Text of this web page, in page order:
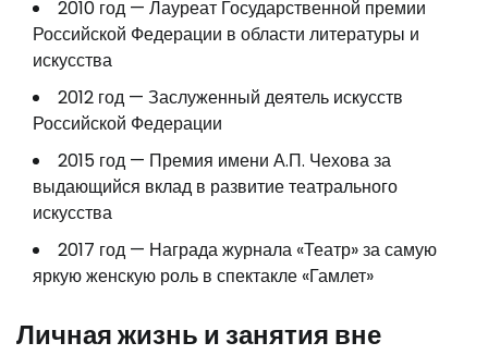
2010 год — Лауреат Государственной премии
Российской Федерации в области литературы и
искусства
2012 год — Заслуженный деятель искусств
Российской Федерации
2015 год — Премия имени А.П. Чехова за
выдающийся вклад в развитие театрального
искусства
2017 год — Награда журнала «Театр» за самую
яркую женскую роль в спектакле «Гамлет»
Личная жизнь и занятия вне